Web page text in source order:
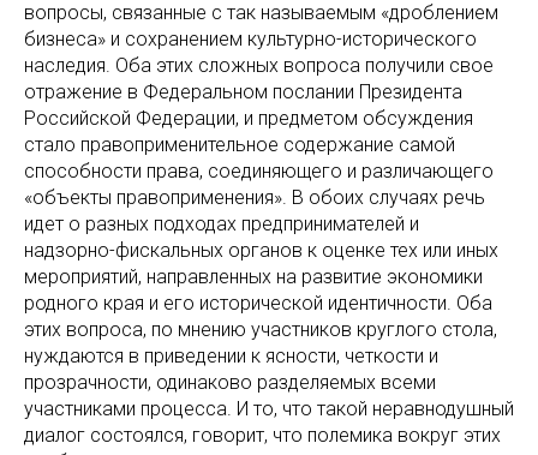
вопросы, связанные с так называемым «дроблением
бизнеса» и сохранением культурно-исторического
наследия. Оба этих сложных вопроса получили свое
отражение в Федеральном послании Президента
Российской Федерации, и предметом обсуждения
стало правоприменительное содержание самой
способности права, соединяющего и различающего
«объекты правоприменения». В обоих случаях речь
идет о разных подходах предпринимателей и
надзорно-фискальных органов к оценке тех или иных
мероприятий, направленных на развитие экономики
родного края и его исторической идентичности. Оба
этих вопроса, по мнению участников круглого стола,
нуждаются в приведении к ясности, четкости и
прозрачности, одинаково разделяемых всеми
участниками процесса. И то, что такой неравнодушный
диалог состоялся, говорит, что полемика вокруг этих